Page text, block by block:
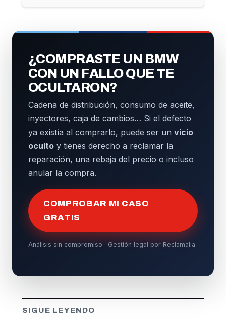
¿COMPRASTE UN BMW
CON UN FALLO QUE TE
OCULTARON?
Cadena de distribución, consumo de aceite,
inyectores, caja de cambios… Si el defecto
ya existía al comprarlo, puede ser un vicio
oculto y tienes derecho a reclamar la
reparación, una rebaja del precio o incluso
anular la compra.
COMPROBAR MI CASO
GRATIS
Análisis sin compromiso · Gestión legal por Reclamalia
SIGUE LEYENDO